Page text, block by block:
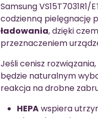
Samsung VS15T7031R1/
codzienną pielęgnację
ładowania, dzięki
przeznaczeniem
Jeśli cenisz
będzie naturalnym
reakcja na drobne
HEPAwspiera